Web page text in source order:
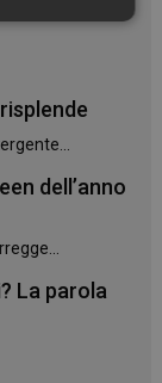
dell’anno
La parola
la